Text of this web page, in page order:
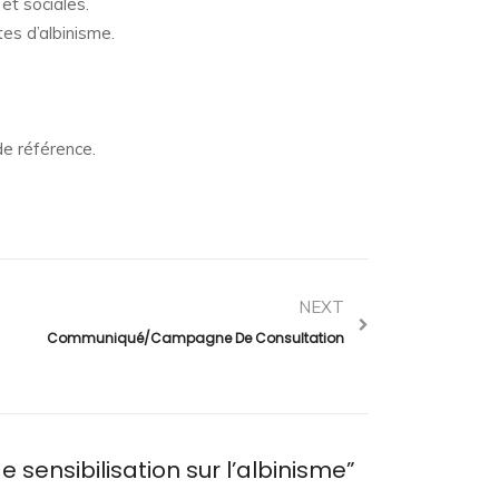
sociales.
d’albinisme.
référence.
NEXT
Communiqué/Campagne De Consultation
sensibilisation sur l’albinisme”